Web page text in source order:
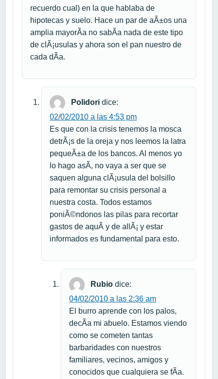
recuerdo cual) en la que hablaba de
hipotecas y suelo. Hace un par de aÃ±os una
amplia mayorÃ­a no sabÃ­a nada de este tipo
de clÃ¡usulas y ahora son el pan nuestro de
cada dÃ­a.
Polidori dice:
02/02/2010 a las 4:53 pm
Es que con la crisis tenemos la mosca
detrÃ¡s de la oreja y nos leemos la latra
pequeÃ±a de los bancos. Al menos yo
lo hago asÃ­, no vaya a ser que se
saquen alguna clÃ¡usula del bolsillo
para remontar su crisis personal a
nuestra costa. Todos estamos
poniÃ©ndonos las pilas para recortar
gastos de aquÃ­ y de allÃ¡ y estar
informados es fundamental para esto.
Rubio dice:
04/02/2010 a las 2:36 am
El burro aprende con los palos,
decÃ­a mi abuelo. Estamos viendo
como se cometen tantas
barbaridades con nuestros
familiares, vecinos, amigos y
conocidos que cualquiera se fÃ­a.